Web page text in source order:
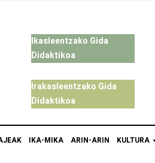
Ikasleentzako Gida
Didaktikoa
Irakasleentzako Gida
Didaktikoa
IKA-MIKA ARIN-ARIN KULTURA